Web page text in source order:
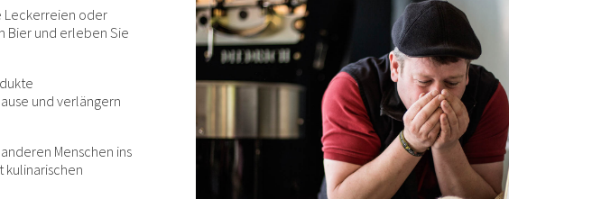
Leckerreien oder
Bier und erleben Sie
und verlängern
Menschen ins
kulinarischen